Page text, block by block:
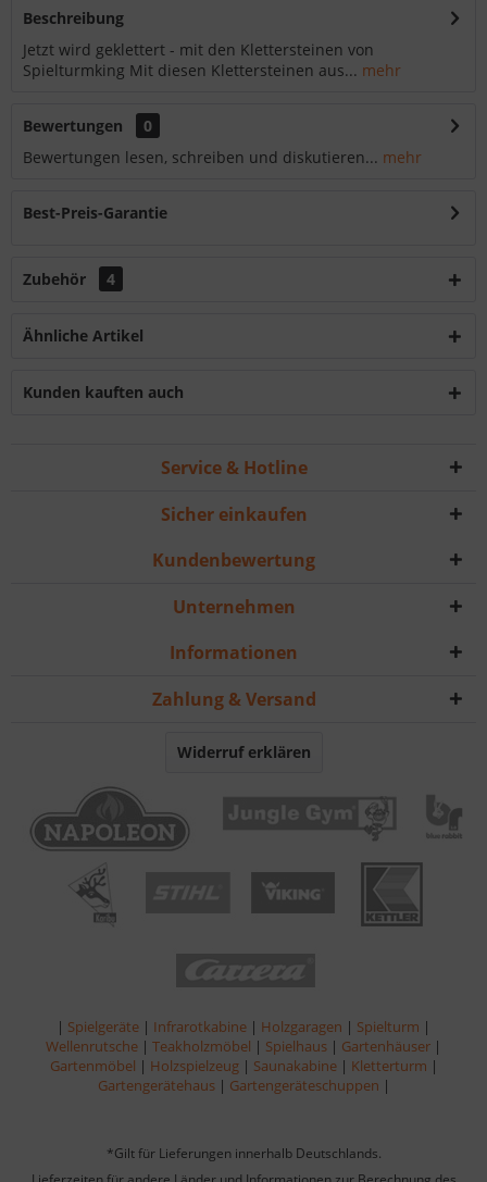
Beschreibung
Jetzt wird geklettert - mit den Klettersteinen von
Spielturmking Mit diesen Klettersteinen aus... mehr
Bewertungen
0
Bewertungen lesen, schreiben und diskutieren... mehr
Best-Preis-Garantie
Zubehör 4
Ähnliche Artikel
Kunden kauften auch
Service & Hotline
Sicher einkaufen
Kundenbewertung
Unternehmen
Informationen
Zahlung & Versand
Widerruf erklären
| Spielgeräte | Infrarotkabine | Holzgaragen | Spielturm |
Wellenrutsche | Teakholzmöbel | Spielhaus | Gartenhäuser |
Gartenmöbel | Holzspielzeug | Saunakabine | Kletterturm |
Gartengerätehaus | Gartengeräteschuppen |
*Gilt für Lieferungen innerhalb Deutschlands.